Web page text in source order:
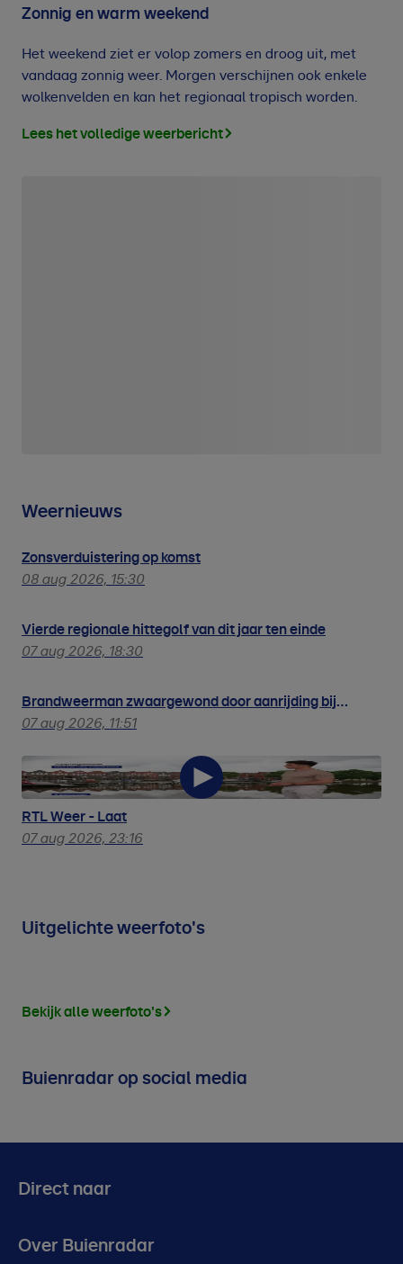
Zonnig en warm weekend
Het weekend ziet er volop zomers en droog uit, met
vandaag zonnig weer. Morgen verschijnen ook enkele
wolkenvelden en kan het regionaal tropisch worden.
Lees het volledige weerbericht
Weernieuws
Zonsverduistering op komst
08 aug 2026, 15:30
Vierde regionale hittegolf van dit jaar ten einde
07 aug 2026, 18:30
Brandweerman zwaargewond door aanrijding bij
duinbrand Ouddorp
07 aug 2026, 11:51
RTL Weer - Laat
07 aug 2026, 23:16
Uitgelichte weerfoto's
Bekijk alle weerfoto's
Buienradar op social media
Direct naar
Over Buienradar